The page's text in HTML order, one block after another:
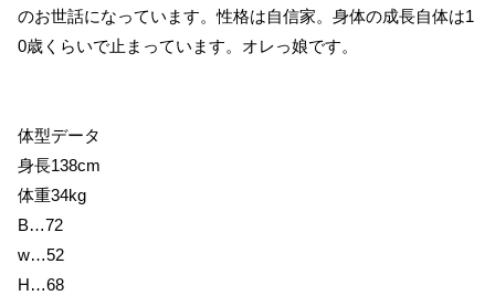
のお世話になっています。性格は自信家。身体の成長自体は1
0歳くらいで止まっています。オレっ娘です。
体型データ
身長138cm
体重34kg
B…72
w…52
H…68